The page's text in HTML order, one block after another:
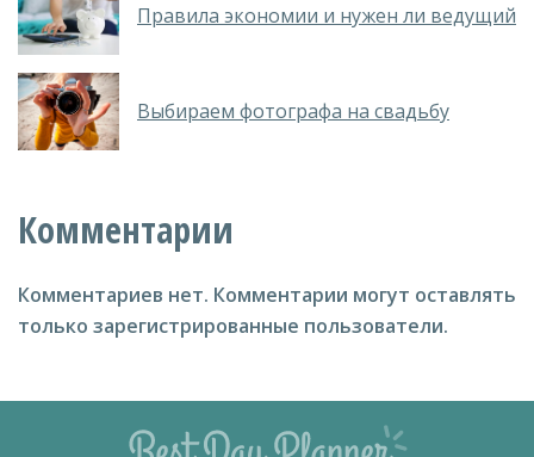
Правила экономии и нужен ли ведущий
Выбираем фотографа на свадьбу
Комментарии
Комментариев нет. Комментарии могут оставлять
только зарегистрированные пользователи.